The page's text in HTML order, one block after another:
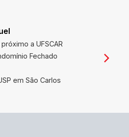
a UFSCAR
Fechado
em São Carlos